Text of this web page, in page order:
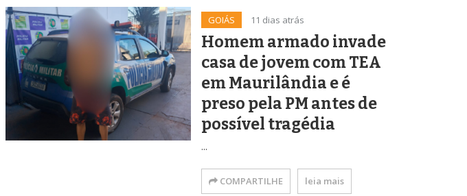
GOIÁS 11 dias atrás
Homem armado invade
casa de jovem com TEA
em Maurilândia e é
preso pela PM antes de
possível tragédia
...
COMPARTILHE leia mais